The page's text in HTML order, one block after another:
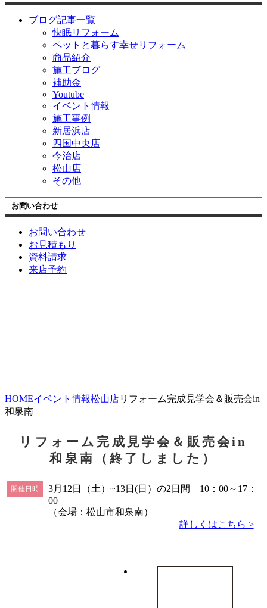
ブログ記事一覧
快眠リフォーム
ペットと暮らす幸せリフォーム
商品紹介
施工ブログ
補助金
Youtube
イベント情報
施工事例
新居浜店
四国中央店
今治店
松山店
その他
お問い合わせ
お問い合わせ
お見積もり
資料請求
来店予約
HOMEイベント情報松山店リフォーム完成見学会＆販売会in
和泉南
リフォーム完成見学会＆販売会in
和泉南（終了しました）
開催日時
3月12日（土）~13日(日）の2日間 10：00～17：
00
（会場：松山市和泉南）
詳しくはこちら >